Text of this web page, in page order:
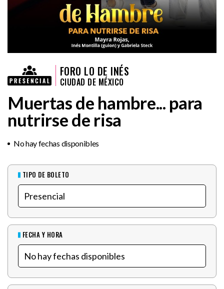
FORO LO DE INÉS
CIUDAD DE MÉXICO
Muertas de hambre... para
nutrirse de risa
No hay fechas disponibles
TIPO DE BOLETO
FECHA Y HORA